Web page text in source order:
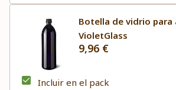
Botella de vidrio para
VioletGlass
9,96 €
Incluir en el pack